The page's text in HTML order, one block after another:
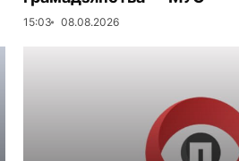
15:03 08.08.2026